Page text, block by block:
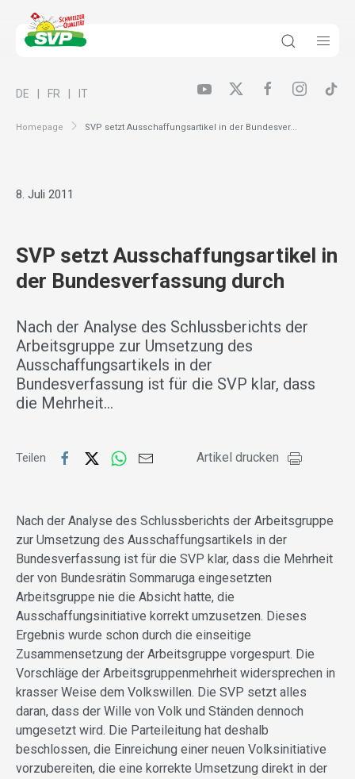
Homepage SVP setzt Ausschaffungsartikel in der Bundesver...
DE FR IT
8. Juli 2011
SVP setzt Ausschaffungsartikel in
der Bundesverfassung durch
Nach der Analyse des Schlussberichts der
Arbeitsgruppe zur Umsetzung des
Ausschaffungsartikels in der
Bundesverfassung ist für die SVP klar, dass
die Mehrheit…
Teilen Artikel drucken
Nach der Analyse des Schlussberichts der Arbeitsgruppe
zur Umsetzung des Ausschaffungsartikels in der
Bundesverfassung ist für die SVP klar, dass die Mehrheit
der von Bundesrätin Sommaruga eingesetzten
Arbeitsgruppe nie die Absicht hatte, die
Ausschaffungsinitiative korrekt umzusetzen. Dieses
Ergebnis wurde schon durch die einseitige
Zusammensetzung der Arbeitsgruppe vorgespurt. Die
Vorschläge der Arbeitsgruppenmehrheit widersprechen in
krasser Weise dem Volkswillen. Die SVP setzt alles
daran, dass der Wille von Volk und Ständen dennoch
umgesetzt wird. Die Parteileitung hat deshalb
beschlossen, die Einreichung einer neuen Volksinitiative
vorzubereiten, die eine korrekte Umsetzung direkt in der